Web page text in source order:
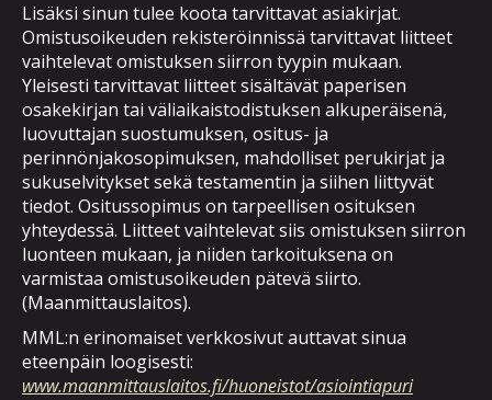
Lisäksi sinun tulee koota tarvittavat asiakirjat.
Omistusoikeuden rekisteröinnissä tarvittavat liitteet
vaihtelevat omistuksen siirron tyypin mukaan.
Yleisesti tarvittavat liitteet sisältävät paperisen
osakekirjan tai väliaikaistodistuksen alkuperäisenä,
luovuttajan suostumuksen, ositus- ja
perinnönjakosopimuksen, mahdolliset perukirjat ja
sukuselvitykset sekä testamentin ja siihen liittyvät
tiedot. Ositussopimus on tarpeellisen osituksen
yhteydessä. Liitteet vaihtelevat siis omistuksen siirron
luonteen mukaan, ja niiden tarkoituksena on
varmistaa omistusoikeuden pätevä siirto.
(Maanmittauslaitos).
MML:n erinomaiset verkkosivut auttavat sinua
eteenpäin loogisesti:
www.maanmittauslaitos.fi/huoneistot/asiointiapuri